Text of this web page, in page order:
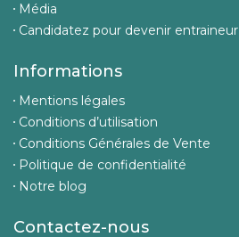
Média
Candidatez pour devenir entraineur
Informations
Mentions légales
Conditions d’utilisation
Conditions Générales de Vente
Politique de confidentialité
Notre blog
Contactez-nous